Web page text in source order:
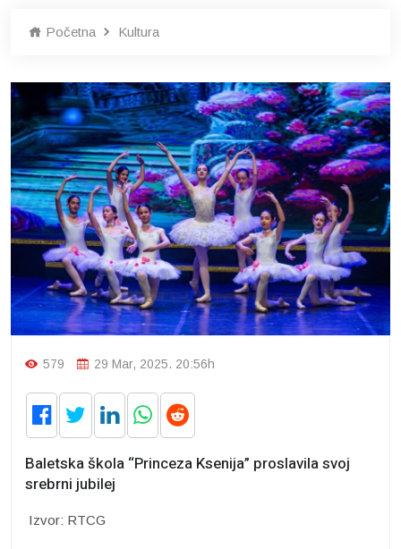
Početna Kultura
579 29 Mar, 2025. 20:56h
Baletska škola “Princeza Ksenija” proslavila svoj
srebrni jubilej
Izvor: RTCG